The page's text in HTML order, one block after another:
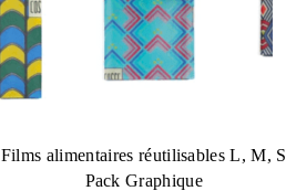
Films alimentaires réutilisables L, M, S
Pack Graphique